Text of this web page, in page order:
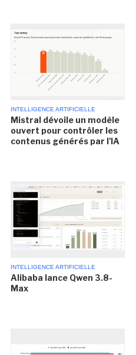
INTELLIGENCE ARTIFICIELLE
Mistral dévoile un modèle
ouvert pour contrôler les
contenus générés par l'IA
INTELLIGENCE ARTIFICIELLE
Alibaba lance Qwen 3.8-
Max